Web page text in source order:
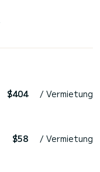
$404 / Vermietung
$58 / Vermietung